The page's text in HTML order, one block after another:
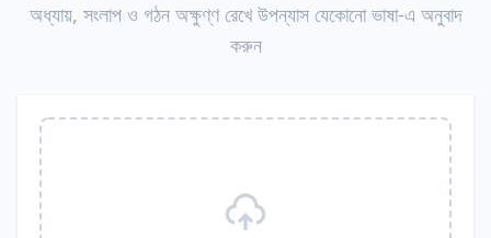
অধ্যায়, সংলাপ ও গঠন অক্ষুণ্ণ রেখে উপন্যাস যেকোনো ভাষা-এ অনুবাদ
করুন